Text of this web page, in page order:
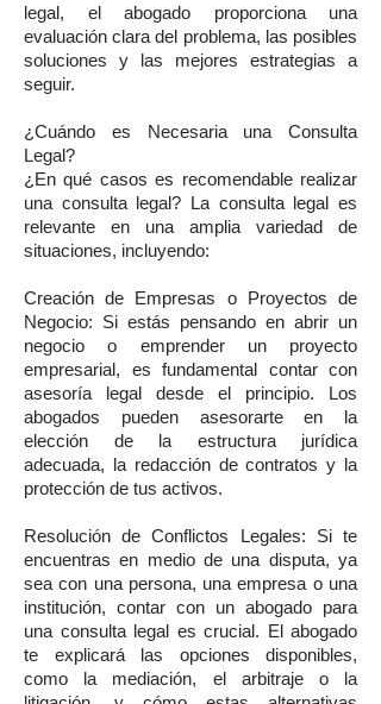
legal, el abogado proporciona una
evaluación clara del problema, las posibles
soluciones y las mejores estrategias a
seguir.
¿Cuándo es Necesaria una Consulta
Legal?
¿En qué casos es recomendable realizar
una consulta legal? La consulta legal es
relevante en una amplia variedad de
situaciones, incluyendo:
Creación de Empresas o Proyectos de
Negocio: Si estás pensando en abrir un
negocio o emprender un proyecto
empresarial, es fundamental contar con
asesoría legal desde el principio. Los
abogados pueden asesorarte en la
elección de la estructura jurídica
adecuada, la redacción de contratos y la
protección de tus activos.
Resolución de Conflictos Legales: Si te
encuentras en medio de una disputa, ya
sea con una persona, una empresa o una
institución, contar con un abogado para
una consulta legal es crucial. El abogado
te explicará las opciones disponibles,
como la mediación, el arbitraje o la